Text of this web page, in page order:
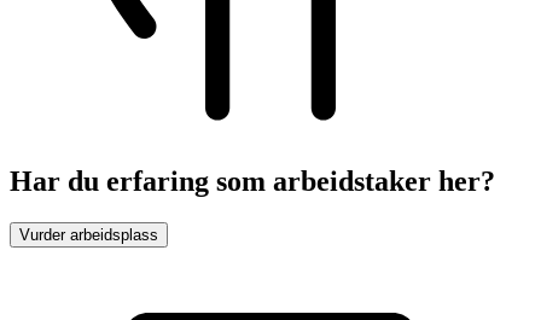
Har du erfaring som arbeidstaker her?
Vurder arbeidsplass